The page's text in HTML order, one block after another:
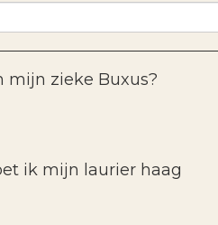
mijn zieke Buxus?
ik mijn laurier haag